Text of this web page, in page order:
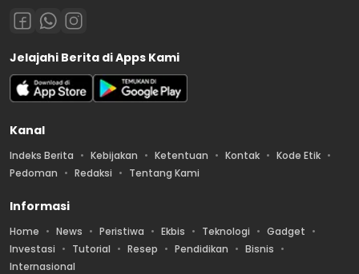
Jelajahi Berita di Apps Kami
Kanal
Indeks Berita Kebijakan Ketentuan Kontak
Kode Etik
Pedoman
Redaksi Tentang Kami
Informasi
Home News Peristiwa Ekbis Teknologi
Gadget
Investasi
Tutorial Resep Pendidikan
Bisnis
Internasional